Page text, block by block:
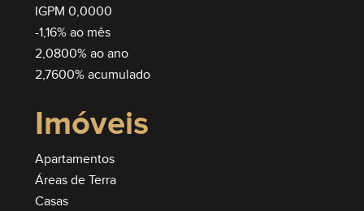
IGPM 0,0000
-1,16% ao mês
2,0800% ao ano
2,7600% acumulado
Imóveis
Apartamentos
Áreas de Terra
Casas